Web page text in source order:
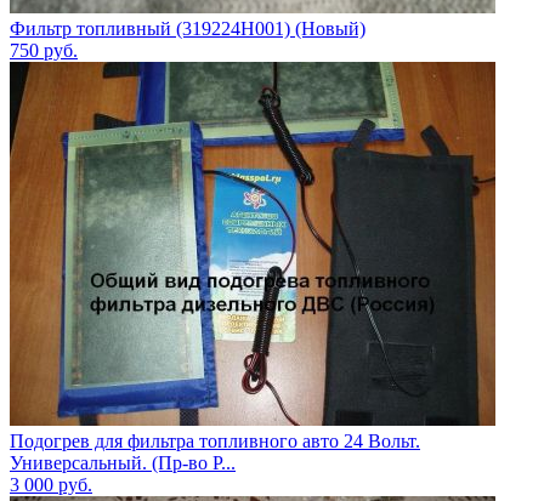
Фильтр топливный (319224H001) (Новый)
750 руб.
Подогрев для фильтра топливного авто 24 Вольт.
Универсальный. (Пр-во Р...
3 000 руб.